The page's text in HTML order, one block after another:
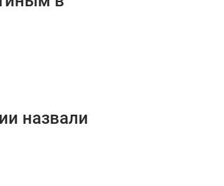
назвали